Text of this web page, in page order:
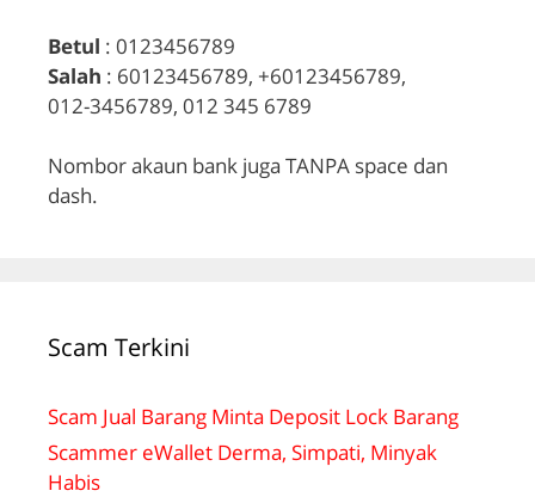
Betul : 0123456789
Salah : 60123456789, +60123456789,
012-3456789, 012 345 6789
Nombor akaun bank juga TANPA space dan
dash.
Scam Terkini
Scam Jual Barang Minta Deposit Lock Barang
Scammer eWallet Derma, Simpati, Minyak
Habis